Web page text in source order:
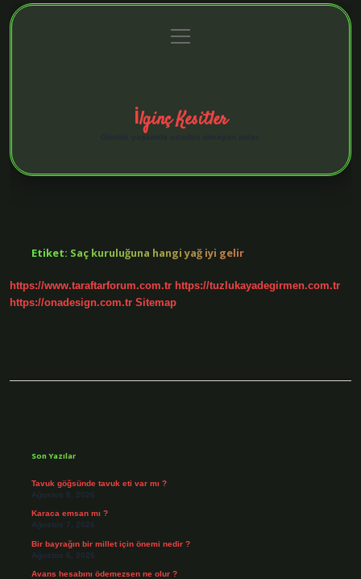
Gizlilik Politikası
menüyü
aç
İlginç Kesitler
Etiket: Saç kuruluğuna hangi yağ iyi gelir
https://www.taraftarforum.com.tr https://tuzlukayadegirmen.com.tr
https://onadesign.com.tr Sitemap
Son Yazılar
Tavuk göğsünde tavuk eti var mı ?
Ağustos 8, 2026
Karaca emsan mı ?
Ağustos 7, 2026
Bir bayrağın bir millet için önemi nedir ?
Ağustos 6, 2026
Avans hesabını ödemezsen ne olur ?